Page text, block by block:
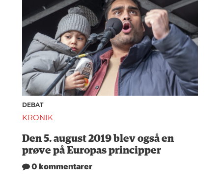
DEBAT
KRONIK
Den 5. august 2019 blev også en
prøve på Europas principper
0 kommentarer